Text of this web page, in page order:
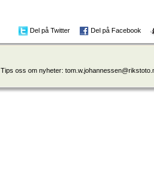
Del på Twitter
Del på Facebook
Tips oss om nyheter: